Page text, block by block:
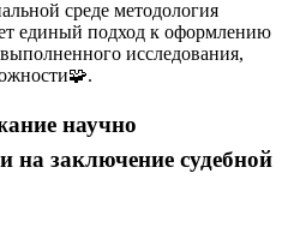
среде методология
единый подход к оформлению
исследования,
🧩.
научно
на заключение судебной